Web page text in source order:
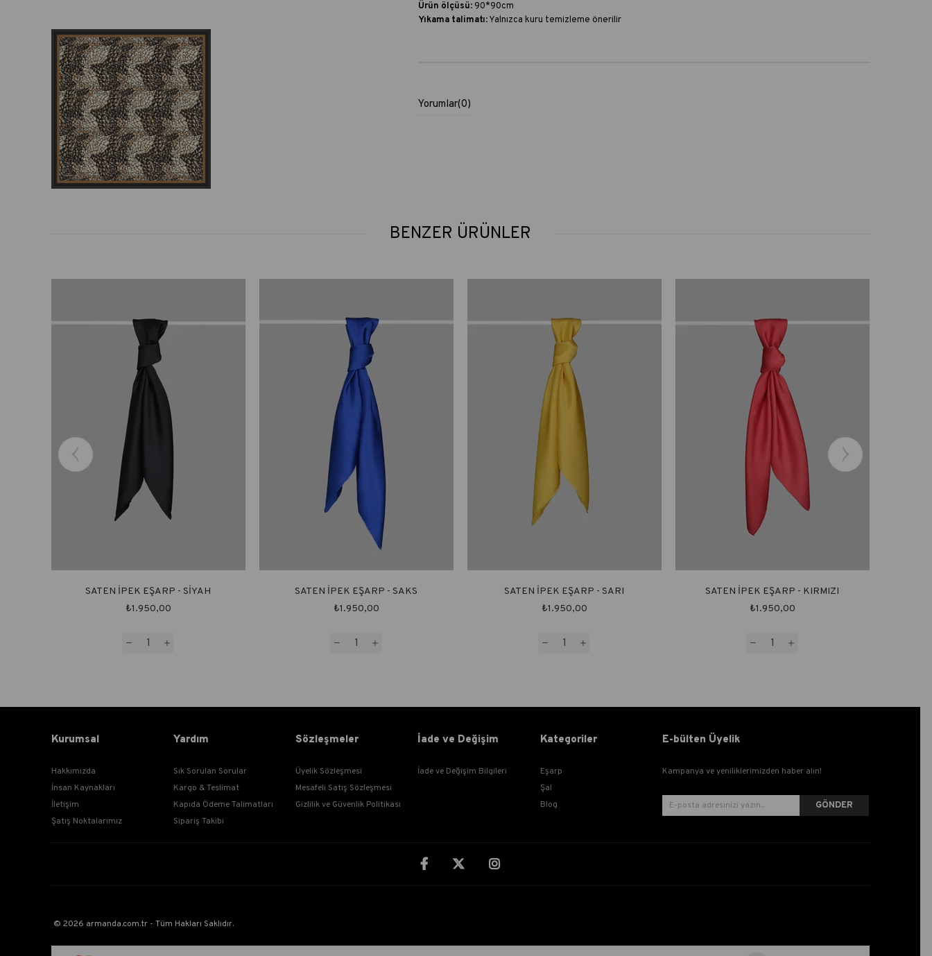
Ürün ölçüsü: 90*90cm
Yıkama talimatı:Yalnızca kuru temizleme önerilir
Yorumlar(0)
BENZER ÜRÜNLER
SATEN İPEK EŞARP - SİYAH
₺1.950,00
SATEN İPEK EŞARP - SAKS
₺1.950,00
SATEN İPEK EŞARP - SARI
₺1.950,00
SATEN İPEK EŞARP - KIRMIZI
₺1.950,00
Kurumsal
Hakkımızda
İnsan Kaynakları
İletişim
Şatış Noktalarımız
Yardım
Sık Sorulan Sorular
Kargo & Teslimat
Kapıda Ödeme Talimatları
Sipariş Takibi
Sözleşmeler
Üyelik Sözleşmesi
Mesafeli Satış Sözleşmesi
Gizlilik ve Güvenlik Politikası
İade ve Değişim
İade ve Değişim Bilgileri
Kategoriler
Eşarp
Şal
Blog
E-bülten Üyelik
Kampanya ve yeniliklerimizden haber alın!
GÖNDER
© 2026 armanda.com.tr - Tüm Hakları Saklıdır.